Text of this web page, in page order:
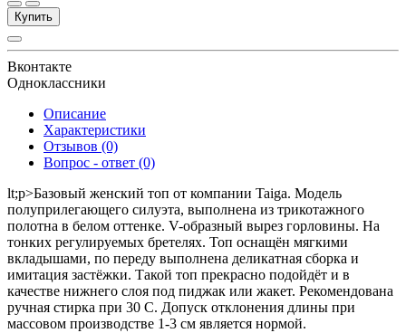
Купить
Вконтакте
Одноклассники
Описание
Характеристики
Отзывов (0)
Вопрос - ответ (0)
lt;p>Базовый женский топ от компании Taiga. Модель
полуприлегающего силуэта, выполнена из трикотажного
полотна в белом оттенке. V-образный вырез горловины. На
тонких регулируемых бретелях. Топ оснащён мягкими
вкладышами, по переду выполнена деликатная сборка и
имитация застёжки. Такой топ прекрасно подойдёт и в
качестве нижнего слоя под пиджак или жакет. Рекомендована
ручная стирка при 30 С. Допуск отклонения длины при
массовом производстве 1-3 см является нормой.